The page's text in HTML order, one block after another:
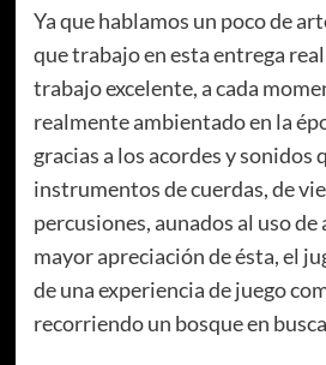
Ya que hablamos un poco de
que trabajo en esta entrega
trabajo excelente, a cada
realmente ambientado en la
gracias a los acordes y sonidos
instrumentos de cuerdas, de
percusiones, aunados al uso
mayor apreciación de ésta, el
de una experiencia de juego
recorriendo un bosque en